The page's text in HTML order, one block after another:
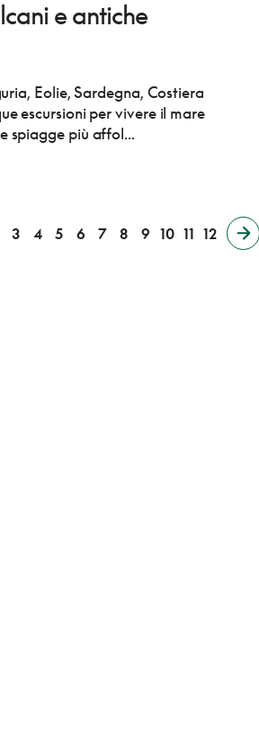
e antiche
Eolie, Sardegna, Costiera
escursioni per vivere il mare
spiagge più affol...
3 4 5 6 7 8 9 10 11 12